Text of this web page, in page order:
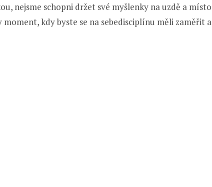
nejsme schopni držet své myšlenky na uzdě a místo
moment, kdy byste se na sebedisciplínu měli zaměřit a